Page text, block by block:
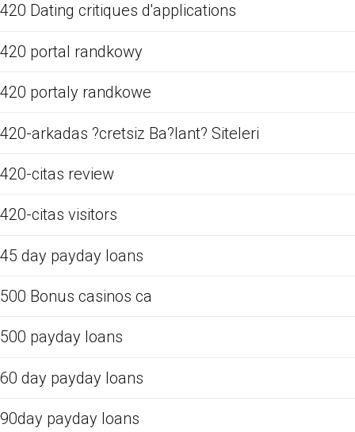
420 Dating critiques d'applications
420 portal randkowy
420 portaly randkowe
420-arkadas ?cretsiz Ba?lant? Siteleri
420-citas review
420-citas visitors
45 day payday loans
500 Bonus casinos ca
500 payday loans
60 day payday loans
90day payday loans